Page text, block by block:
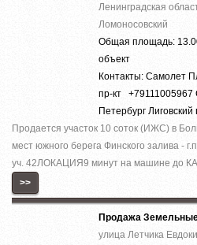
Ленинградская
Ломоносовский
Общая площадь:
объект
Контакты: Самолет
пр-кт
Петербург Лиговский
Продается участок 10 соток (ИЖС) в
мест южного берега Финского залива -
уч. 42ЛОКАЦИЯ9 минут на машине до
>>
Продажа
улица Летчика